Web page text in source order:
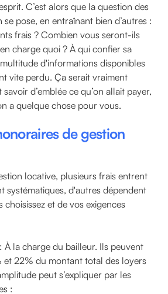
C’est alors que la question des
pose, en entraînant bien d’autres :
frais ? Combien vous seront-ils
charge quoi ? À qui confier sa
d'informations disponibles
vite perdu. Ça serait vraiment
d’emblée ce qu’on allait payer,
a quelque chose pour vous.
de gestion
locative, plusieurs frais entrent
systématiques, d'autres dépendent
choisissez et de vos exigences
: À la charge du bailleur. Ils peuvent
et 22% du montant total des loyers
peut s’expliquer par les
: